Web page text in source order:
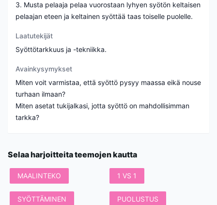
3. Musta pelaaja pelaa vuorostaan lyhyen syötön keltaisen
pelaajan eteen ja keltainen syöttää taas toiselle puolelle.
Laatutekijät
Syöttötarkkuus ja -tekniikka.
Avainkysymykset
Miten voit varmistaa, että syöttö pysyy maassa eikä nouse
turhaan ilmaan?
Miten asetat tukijalkasi, jotta syöttö on mahdollisimman
tarkka?
Selaa harjoitteita teemojen kautta
MAALINTEKO 1 VS 1
SYÖTTÄMINEN PUOLUSTUS